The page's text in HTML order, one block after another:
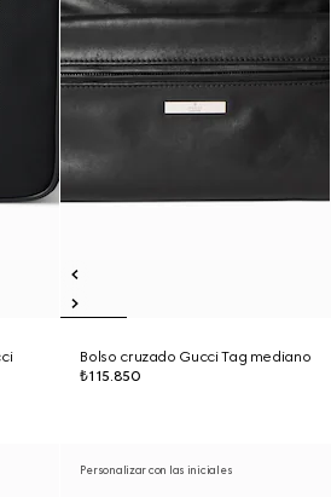
Bolso cruzado Gucci Tag mediano
₺115.850
Personalizar con las iniciales